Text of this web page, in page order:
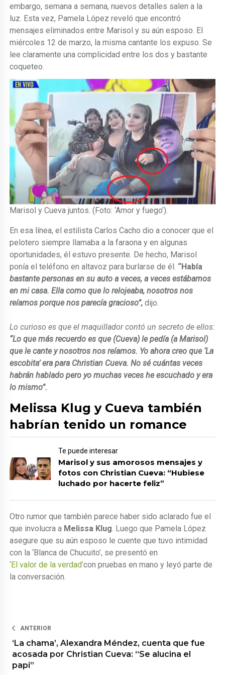
embargo, semana a semana, nuevos detalles salen a la
luz. Esta vez, Pamela López reveló que encontró
mensajes eliminados entre Marisol y su aún esposo. El
miércoles 12 de marzo, la misma cantante los expuso. Se
lee claramente una complicidad entre los dos y bastante
coqueteo.
Marisol y Cueva juntos. (Foto: ‘Amor y fuego’).
En esa línea, el estilista Carlos Cacho dio a conocer que el
pelotero siempre llamaba a la faraona y en algunas
oportunidades, él estuvo presente. De hecho, Marisol
ponía el teléfono en altavoz para burlarse de él. “Había
bastante personas en su auto a veces, a veces estábamos
en mi casa. Ella como que lo relojeaba, nosotros nos
reíamos porque nos parecía gracioso”,dijo.
Lo curioso es que el maquillador contó un secreto de ellos:
“Lo que más recuerdo es que (Cueva) le pedía (a Marisol)
que le cante y nosotros nos reíamos. Yo ahora creo que ‘La
escobita’ era para Christian Cueva. No sé cuántas veces
habrán hablado pero yo muchas veces he escuchado y era
lo mismo”.
Melissa Klug y Cueva también
habrían tenido un romance
Te puede interesar
Marisol y sus amorosos mensajes y
fotos con Christian Cueva: “Hubiese
luchado por hacerte feliz”
Otro rumor que también parece haber sido aclarado fue el
que involucra a Melissa Klug. Luego que Pamela López
asegure que su aún esposo le cuente que tuvo intimidad
con la ‘Blanca de Chucuito’, se presentó en
‘El valor de la verdad’con pruebas en mano y leyó parte de
la conversación.
ANTERIOR
‘La chama’, Alexandra Méndez, cuenta que fue
acosada por Christian Cueva: “Se alucina el
papi”